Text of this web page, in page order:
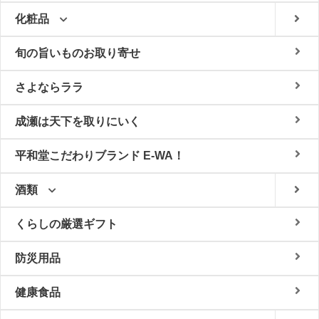
化粧品
旬の旨いものお取り寄せ
さよならララ
成瀬は天下を取りにいく
平和堂こだわりブランド E-WA！
酒類
くらしの厳選ギフト
防災用品
健康食品